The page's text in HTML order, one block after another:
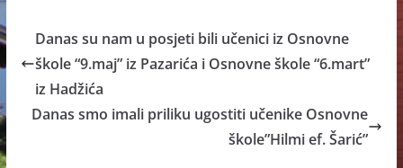
Danas su nam u posjeti bili učenici iz Osnovne
škole “9.maj” iz Pazarića i Osnovne škole “6.mart”
iz Hadžića
Danas smo imali priliku ugostiti učenike Osnovne
škole”Hilmi ef. Šarić”